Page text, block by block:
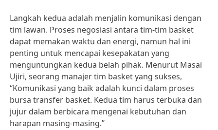
Langkah kedua adalah menjalin komunikasi dengan
tim lawan. Proses negosiasi antara tim-tim basket
dapat memakan waktu dan energi, namun hal ini
penting untuk mencapai kesepakatan yang
menguntungkan kedua belah pihak. Menurut Masai
Ujiri, seorang manajer tim basket yang sukses,
“Komunikasi yang baik adalah kunci dalam proses
bursa transfer basket. Kedua tim harus terbuka dan
jujur dalam berbicara mengenai kebutuhan dan
harapan masing-masing.”